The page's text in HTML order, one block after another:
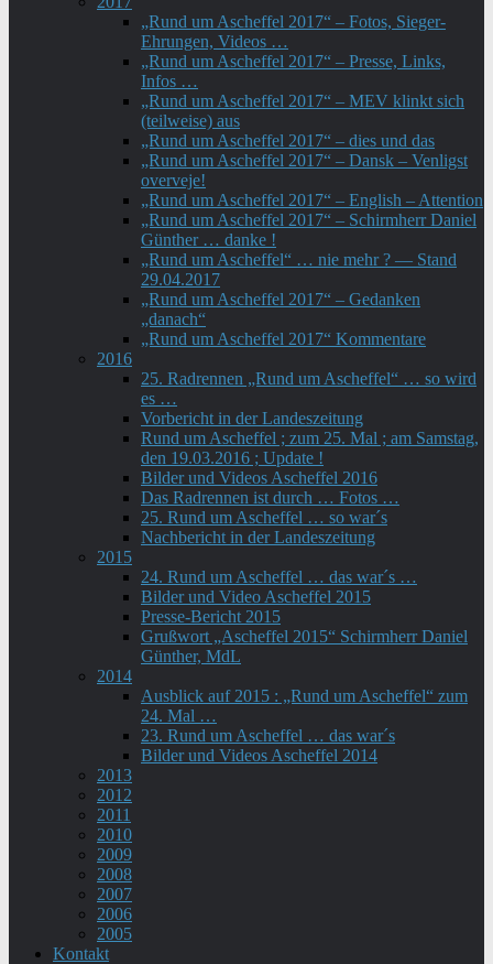
„Rund um Ascheffel 2017“ – Fotos, Sieger-
Ehrungen, Videos …
„Rund um Ascheffel 2017“ – Presse, Links,
Infos …
„Rund um Ascheffel 2017“ – MEV klinkt sich
(teilweise) aus
„Rund um Ascheffel 2017“ – dies und das
„Rund um Ascheffel 2017“ – Dansk – Venligst
overveje!
„Rund um Ascheffel 2017“ – English – Attention
„Rund um Ascheffel 2017“ – Schirmherr Daniel
Günther … danke !
„Rund um Ascheffel“ … nie mehr ? — Stand
29.04.2017
„Rund um Ascheffel 2017“ – Gedanken
„danach“
„Rund um Ascheffel 2017“ Kommentare
2016
25. Radrennen „Rund um Ascheffel“ … so wird
es …
Vorbericht in der Landeszeitung
Rund um Ascheffel ; zum 25. Mal ; am Samstag,
den 19.03.2016 ; Update !
Bilder und Videos Ascheffel 2016
Das Radrennen ist durch … Fotos …
25. Rund um Ascheffel … so war´s
Nachbericht in der Landeszeitung
2015
24. Rund um Ascheffel … das war´s …
Bilder und Video Ascheffel 2015
Presse-Bericht 2015
Grußwort „Ascheffel 2015“ Schirmherr Daniel
Günther, MdL
2014
Ausblick auf 2015 : „Rund um Ascheffel“ zum
24. Mal …
23. Rund um Ascheffel … das war´s
Bilder und Videos Ascheffel 2014
2013
2012
2011
2010
2009
2008
2007
2006
2005
Kontakt